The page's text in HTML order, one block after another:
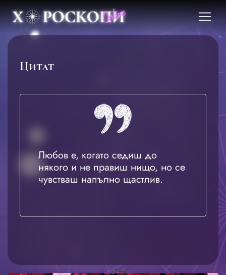
Цитат
Любов е, когато седиш до
някого и не правиш нищо, но се
чувстваш напълно щастлив.